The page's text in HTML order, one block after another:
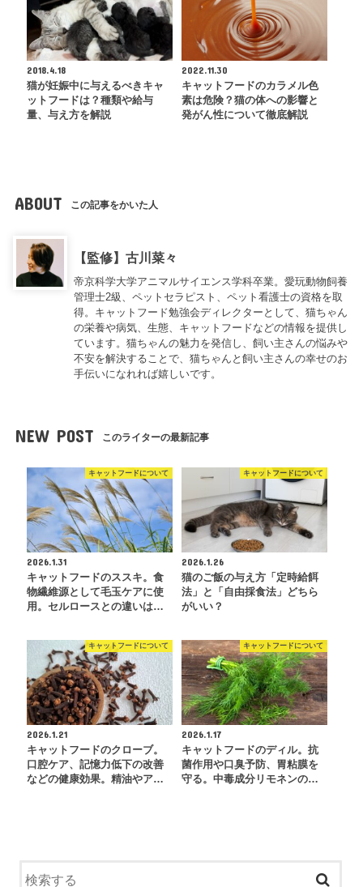
2018.4.18
猫が妊娠中に与えるべきキャ
ットフードは？種類や給与
量、与え方を解説
2022.11.30
キャットフードのカラメル色
素は危険？猫の体への影響と
発がん性について徹底解説
ABOUT この記事をかいた人
【監修】古川菜々
帝京科学大学アニマルサイエンス学科卒業。愛玩動物飼養
管理士2級、ペットセラピスト、ペット看護士の資格を取
得。キャットフード勉強会ディレクターとして、猫ちゃん
の栄養や病気、生態、キャットフードなどの情報を提供し
ています。猫ちゃんの魅力を発信し、飼い主さんの悩みや
不安を解決することで、猫ちゃんと飼い主さんの幸せのお
手伝いになれれば嬉しいです。
NEW POST このライターの最新記事
キャットフードについて
2026.1.31
キャットフードのススキ。食
物繊維源として毛玉ケアに使
用。セルロースとの違いは…
キャットフードについて
2026.1.26
猫のご飯の与え方「定時給餌
法」と「自由採食法」どちら
がいい？
キャットフードについて
2026.1.21
キャットフードのクローブ。
口腔ケア、記憶力低下の改善
などの健康効果。精油やア…
キャットフードについて
2026.1.17
キャットフードのディル。抗
菌作用や口臭予防、胃粘膜を
守る。中毒成分リモネンの…